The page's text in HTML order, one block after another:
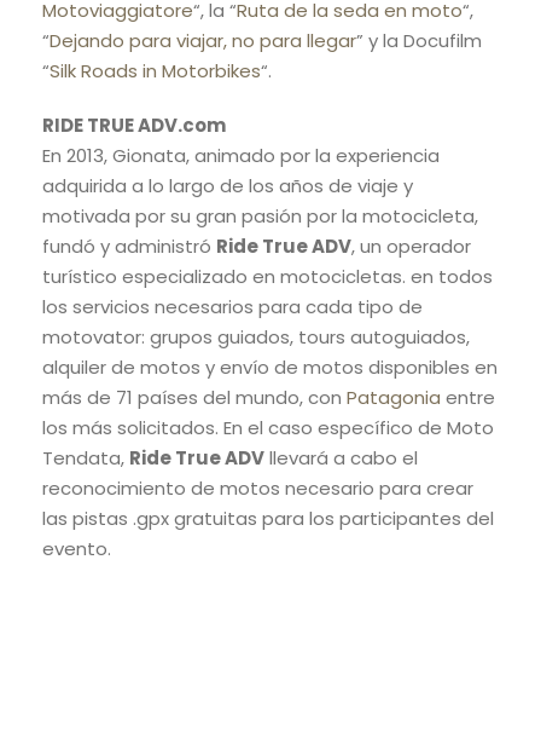
Motoviaggiatore“, la “Ruta de la seda en moto“,
“Dejando para viajar, no para llegar” y la Docufilm
“Silk Roads in Motorbikes“.
RIDE TRUE ADV.com
En 2013, Gionata, animado por la experiencia
adquirida a lo largo de los años de viaje y
motivada por su gran pasión por la motocicleta,
fundó y administró Ride True ADV, un operador
turístico especializado en motocicletas. en todos
los servicios necesarios para cada tipo de
motovator: grupos guiados, tours autoguiados,
alquiler de motos y envío de motos disponibles en
más de 71 países del mundo, con Patagonia entre
los más solicitados. En el caso específico de Moto
Tendata, Ride True ADVllevará a cabo el
reconocimiento de motos necesario para crear
las pistas .gpx gratuitas para los participantes del
evento.